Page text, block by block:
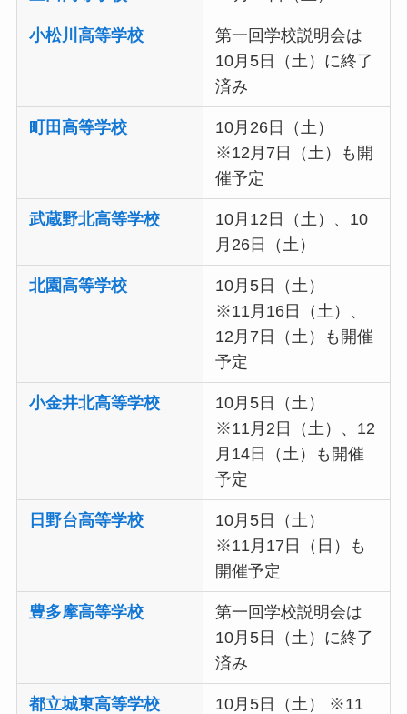
小松川高等学校
第一回学校説明会は
10月5日（土）に終了
済み
町田高等学校
10月26日（土）
※12月7日（土）も開
催予定
武蔵野北高等学校
10月12日（土）、10
月26日（土）
北園高等学校
10月5日（土）
※11月16日（土）、
12月7日（土）も開催
予定
小金井北高等学校
10月5日（土）
※11月2日（土）、12
月14日（土）も開催
予定
日野台高等学校
10月5日（土）
※11月17日（日）も
開催予定
豊多摩高等学校
第一回学校説明会は
10月5日（土）に終了
済み
都立城東高等学校
10月5日（土） ※11